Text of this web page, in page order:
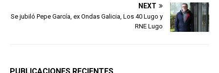
NEXT
Se jubiló Pepe García, ex Ondas Galicia, Los 40 Lugo y
RNE Lugo